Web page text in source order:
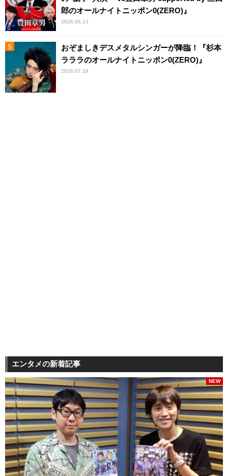
郎のオールナイトニッポン0(ZERO)』
2026.06.13
おぞましきデスメタルシンガーが降臨！『杉本
ラララのオールナイトニッポン0(ZERO)』
2026.07.19
エンタメの新着記事
NEW